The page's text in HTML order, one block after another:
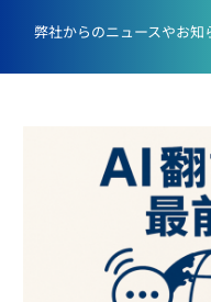
弊社からのニュースやお知